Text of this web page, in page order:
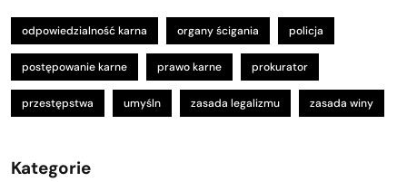
odpowiedzialność karna organy ścigania policja
postępowanie karne prawo karne prokurator
przestępstwa umyśln zasada legalizmu zasada winy
Kategorie